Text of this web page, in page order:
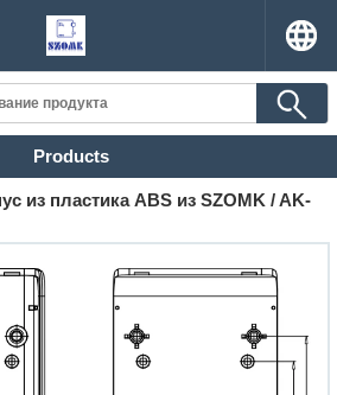
Products
из пластика ABS из SZOMK / AK-